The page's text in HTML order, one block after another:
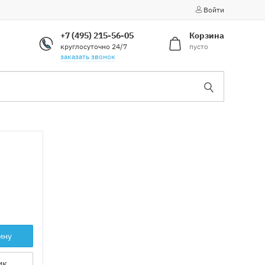
Войти
+7 (495) 215-56-05
круглосуточно 24/7
заказать звонок
Корзина
пусто